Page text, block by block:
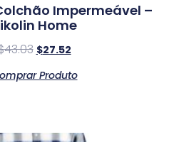
Impermeável –
Home
43.03 $27.52
Produto